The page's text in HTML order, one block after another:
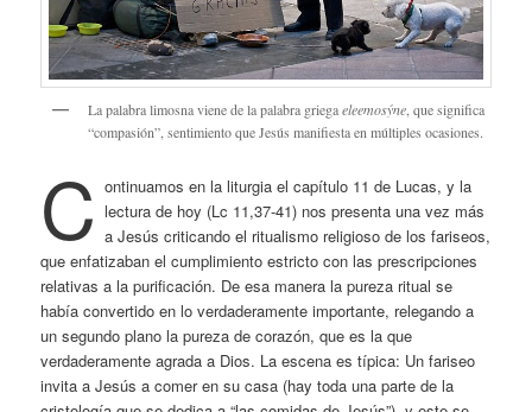
La palabra limosna viene de la palabra griegaeleemosýne , que significa
“compasión”, sentimiento que Jesús manifiesta en múltiples ocasiones.
C ontinuamos en la liturgia el capítulo 11 de Lucas, y la
lectura de hoy (Lc 11,37-41) nos presenta una vez más
a Jesús criticando el ritualismo religioso de los fariseos,
que enfatizaban el cumplimiento estricto con las prescripciones
relativas a la purificación. De esa manera la pureza ritual se
había convertido en lo verdaderamente importante, relegando a
un segundo plano la pureza de corazón, que es la que
verdaderamente agrada a Dios. La escena es típica: Un fariseo
invita a Jesús a comer en su casa (hay toda una parte de la